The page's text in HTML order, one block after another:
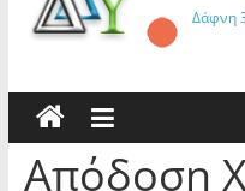
Δάφνη
Απόδοση